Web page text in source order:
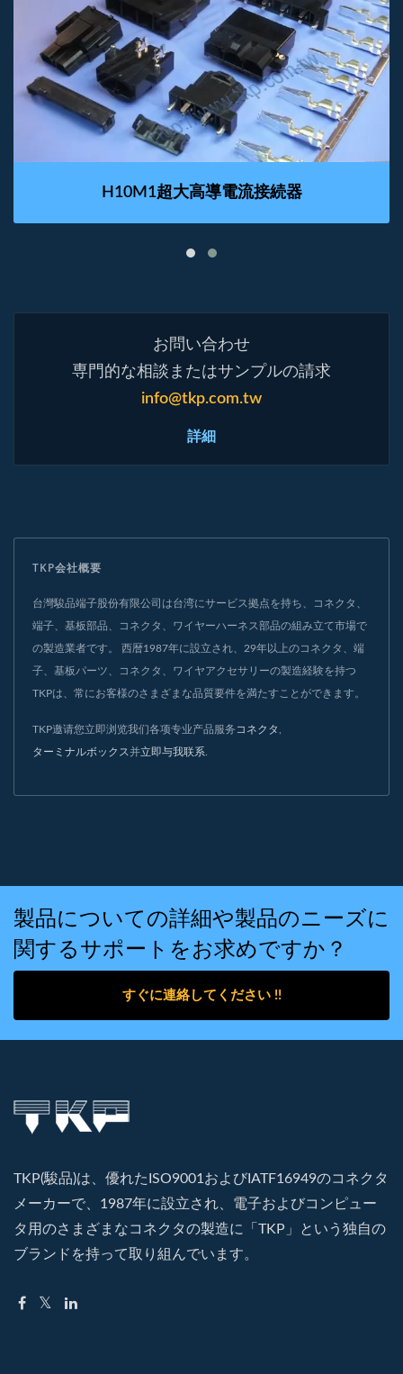
H10M1超大高導電流接続器
お問い合わせ
専門的な相談またはサンプルの請求
info@tkp.com.tw
詳細
TKP会社概要
台灣駿品端子股份有限公司は台湾にサービス拠点を持ち、コネクタ、
端子、基板部品、コネクタ、ワイヤーハーネス部品の組み立て市場で
の製造業者です。 西暦1987年に設立され、29年以上のコネクタ、端
子、基板パーツ、コネクタ、ワイヤアクセサリーの製造経験を持つ
TKPは、常にお客様のさまざまな品質要件を満たすことができます。
TKP邀请您立即浏览我们各项专业产品服务 コネクタ
ターミナルボックス并立即与我联系
製品についての詳細や製品のニーズに
関するサポートをお求めですか？
すぐに連絡してください !!
TKP(駿品)は、優れたISO9001およびIATF16949のコネクタ
メーカーで、1987年に設立され、電子およびコンピュー
タ用のさまざまなコネクタの製造に「TKP」という独自の
ブランドを持って取り組んでいます。